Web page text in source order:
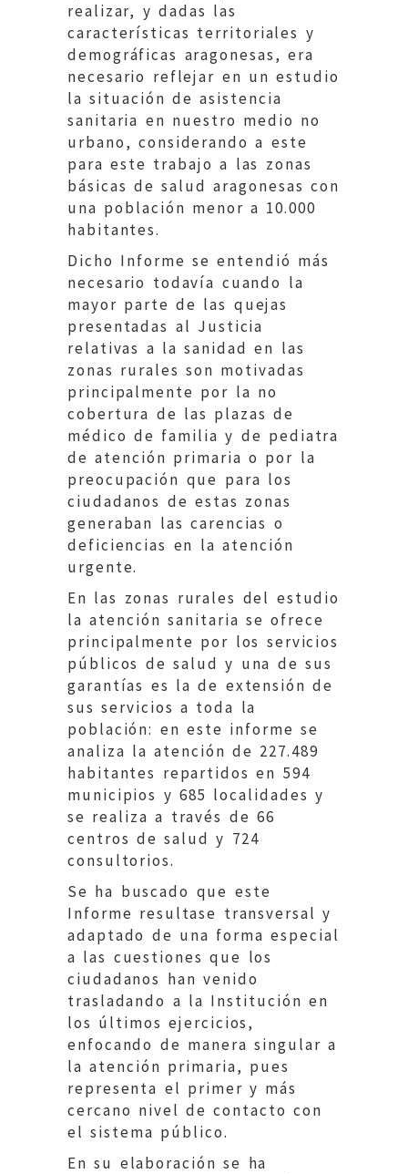
realizar, y dadas las
características territoriales y
demográficas aragonesas, era
necesario reflejar en un estudio
la situación de asistencia
sanitaria en nuestro medio no
urbano, considerando a este
para este trabajo a las zonas
básicas de salud aragonesas con
una población menor a 10.000
habitantes.
Dicho Informe se entendió más
necesario todavía cuando la
mayor parte de las quejas
presentadas al Justicia
relativas a la sanidad en las
zonas rurales son motivadas
principalmente por la no
cobertura de las plazas de
médico de familia y de pediatra
de atención primaria o por la
preocupación que para los
ciudadanos de estas zonas
generaban las carencias o
deficiencias en la atención
urgente.
En las zonas rurales del estudio
la atención sanitaria se ofrece
principalmente por los servicios
públicos de salud y una de sus
garantías es la de extensión de
sus servicios a toda la
población: en este informe se
analiza la atención de 227.489
habitantes repartidos en 594
municipios y 685 localidades y
se realiza a través de 66
centros de salud y 724
consultorios.
Se ha buscado que este
Informe resultase transversal y
adaptado de una forma especial
a las cuestiones que los
ciudadanos han venido
trasladando a la Institución en
los últimos ejercicios,
enfocando de manera singular a
la atención primaria, pues
representa el primer y más
cercano nivel de contacto con
el sistema público.
En su elaboración se ha